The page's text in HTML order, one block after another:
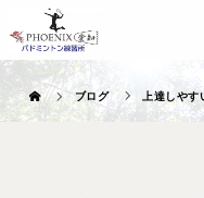
ブログ 上達しやす